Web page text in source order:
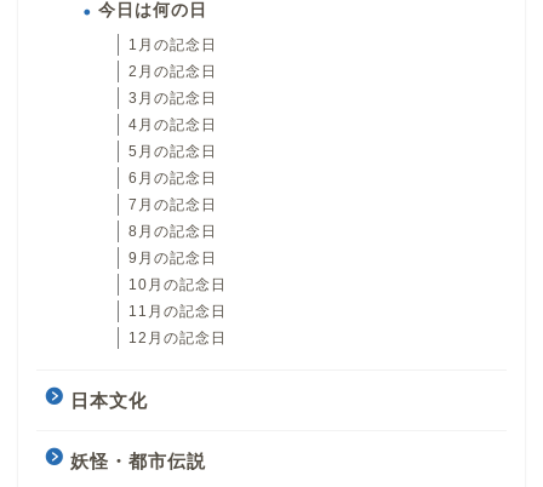
今日は何の日
1月の記念日
2月の記念日
3月の記念日
4月の記念日
5月の記念日
6月の記念日
7月の記念日
8月の記念日
9月の記念日
10月の記念日
11月の記念日
12月の記念日
日本文化
妖怪・都市伝説